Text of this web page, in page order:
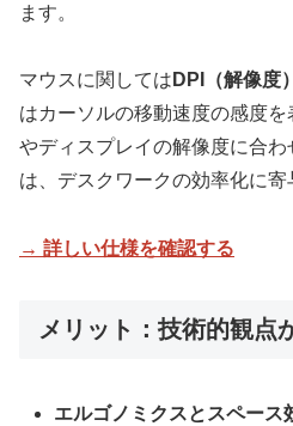
ます。
マウスに関しては DPI（解像度
はカーソルの移動速度の感度
やディスプレイの解像度に合
は、デスクワークの効率化に寄
→ 詳しい仕様を確認する
メリット：技術的観点
エルゴノミクスとスペース